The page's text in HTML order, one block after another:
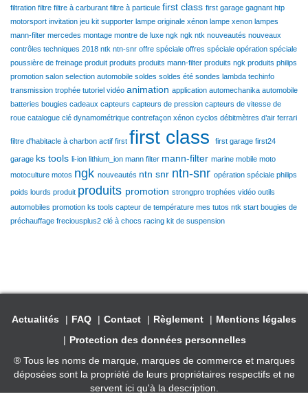
filtration filtre filtre à carburant filtre à particule first class first garage gagnant htp
motorsport invitation jeu kit supporter lampe originale xénon lampe xenon lampes
mann-filter mercedes montage montre de luxe ngk ngk ntk nouveautés nouveaux
contrôles techniques 2018 ntk ntn-snr offre spéciale offres spéciale opération spéciale
poussière de freinage produit produits produits mann-filter produits ngk produits philips
promotion salon selection automobile soldes soldes été sondes lambda techinfo
transmission trophée tutoriel vidéo animation application automechanika automobile
batteries bougies cadeaux capteurs capteurs de pression capteurs de vitesse de
roue catalogue clé dynamométrique contrefaçon xénon cyclos débitmètres d’air ferrari
filtre d'habitacle à charbon actif first first class first garage first24
garage ks tools li-ion lithium_ion mann filter mann-filter marine mobile moto
motoculture motos ngk nouveautés ntn snr ntn-snr opération spéciale philips
poids lourds produit produits promotion strongpro trophées vidéo outils
automobiles promotion ks tools capteur de température mes tutos ntk start bougies de
préchauffage freciousplus2 clé à chocs racing kit de suspension
Actualités FAQ Contact Règlement
Mentions légales
Protection des données personnelles
® Tous les noms de marque, marques de commerce et marques
déposées sont la propriété de leurs propriétaires respectifs et ne
servent ici qu'à la description.